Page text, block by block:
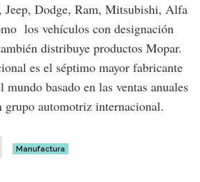
Jeep, Dodge, Ram, Mitsubishi, Alfa
los vehículos con designación
distribuye productos Mopar.
es el séptimo mayor fabricante
basado en las ventas anuales
grupo automotriz internacional.
Manufactura